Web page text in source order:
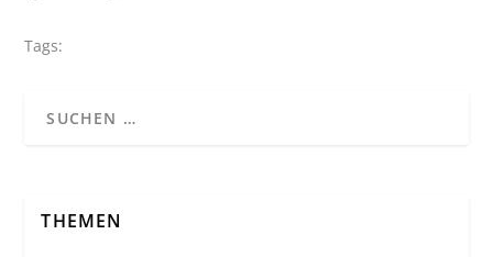
Tags:
THEMEN